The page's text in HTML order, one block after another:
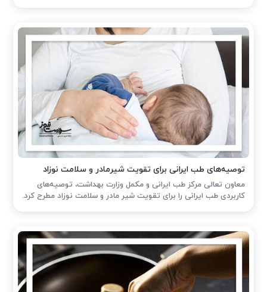
توصیه‌های طب ایرانی برای تقویت شیرمادر و سلامت نوزاد
معاون تعالی مرکز طب ایرانی و مکمل وزارت بهداشت، توصیه‌های
کاربردی طب ایرانی را برای تقویت شیر مادر و سلامت نوزاد مطرح کرد.